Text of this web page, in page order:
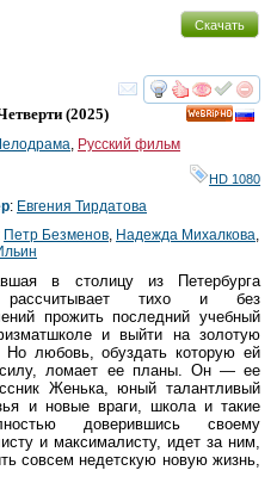
Скачать
смотреть
(2025)
, Русский фильм
HD 1080
: Евгения Тирдатова
Петр Безменов, Надежда Михалкова,
в столицу из Петербурга
тихо и без
прожить последний учебный
и выйти на золотую
Но любовь, обуздать которую ей
ломает ее планы. Он — ее
Женька, юный талантливый
и новые враги, школа и такие
доверившись своему
и максималисту, идет за ним,
совсем недетскую новую жизнь,